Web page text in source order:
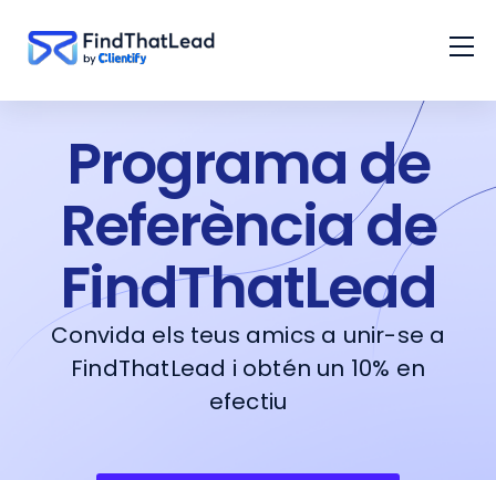
Programa de
Referència de
FindThatLead
Convida els teus amics a unir-se a
FindThatLead i obtén un 10% en
efectiu